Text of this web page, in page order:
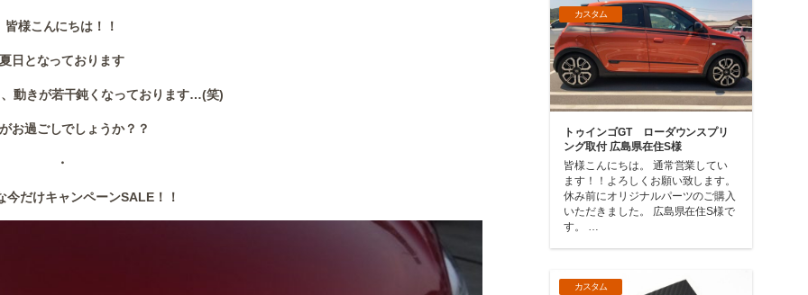
皆様こんにちは！！
日となっております
動きが若干鈍くなっております…(笑)
お過ごしでしょうか？？
・
今だけキャンペーンSALE！！
カスタム
トゥインゴGT ローダウンスプリ
ング取付 広島県在住S様
皆様こんにちは。 通常営業してい
ます！！よろしくお願い致します。
休み前にオリジナルパーツのご購入
いただきました。 広島県在住S様で
す。 …
カスタム